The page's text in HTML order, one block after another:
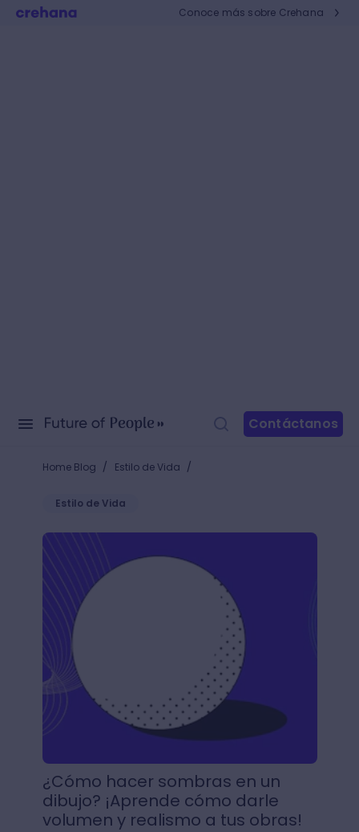
Conoce más sobre Crehana
Contáctanos
Home Blog / Estilo de Vida /
Estilo de Vida
¿Cómo hacer sombras en un dibujo? ¡Aprende
¿Cómo hacer sombras en un
dibujo? ¡Aprende cómo darle
volumen y realismo a tus obras!